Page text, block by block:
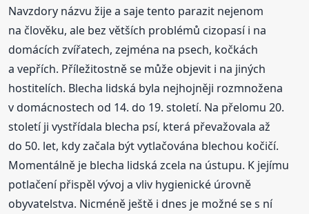
Navzdory názvu žije a saje tento parazit nejenom
na člověku, ale bez větších problémů cizopasí i na
domácích zvířatech, zejména na psech, kočkách
a vepřích. Příležitostně se může objevit i na jiných
hostitelích. Blecha lidská byla nejhojněji rozmnožena
v domácnostech od 14. do 19. století. Na přelomu 20.
století ji vystřídala blecha psí, která převažovala až
do 50. let, kdy začala být vytlačována blechou kočičí.
Momentálně je blecha lidská zcela na ústupu. K jejímu
potlačení přispěl vývoj a vliv hygienické úrovně
obyvatelstva. Nicméně ještě i dnes je možné se s ní